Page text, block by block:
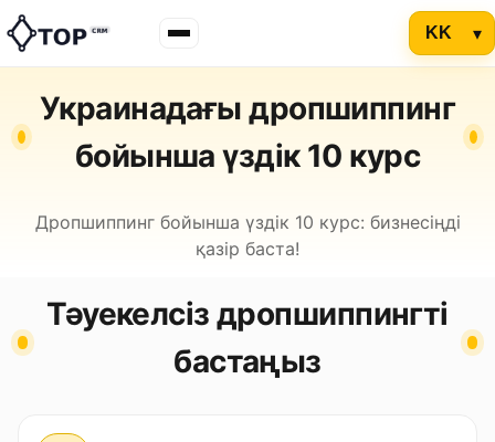
Украинадағы дропшиппинг
бойынша үздік 10 курс
Дропшиппинг бойынша үздік 10 курс: бизнесіңді
қазір баста!
Тәуекелсіз дропшиппингті
бастаңыз